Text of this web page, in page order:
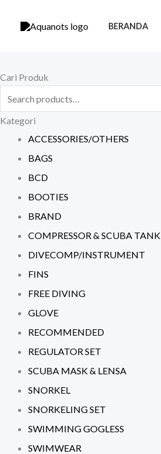
BERANDA
Cari Produk
Search
Kategori
ACCESSORIES/OTHERS
BAGS
BCD
BOOTIES
BRAND
COMPRESSOR & SCUBA TANK
DIVECOMP/INSTRUMENT
FINS
FREE DIVING
GLOVE
RECOMMENDED
REGULATOR SET
SCUBA MASK & LENSA
SNORKEL
SNORKELING SET
SWIMMING GOGLESS
SWIMWEAR